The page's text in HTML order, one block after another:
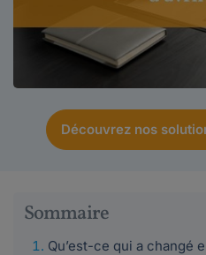
Découvrez nos
Sommaire
Qu’est-ce qui a changé